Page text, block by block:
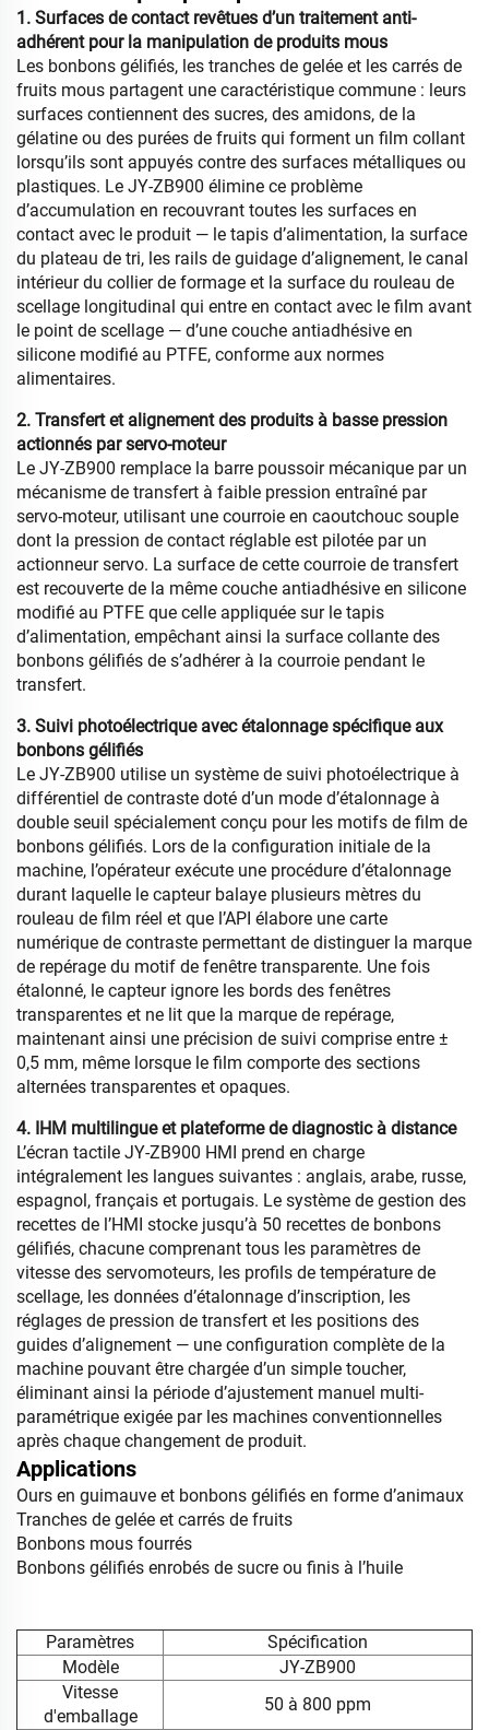
1. Surfaces de contact revêtues d’un traitement anti-
adhérent pour la manipulation de produits mous
Les bonbons gélifiés, les tranches de gelée et les carrés de
fruits mous partagent une caractéristique commune : leurs
surfaces contiennent des sucres, des amidons, de la
gélatine ou des purées de fruits qui forment un film collant
lorsqu’ils sont appuyés contre des surfaces métalliques ou
plastiques. Le JY-ZB900 élimine ce problème
d’accumulation en recouvrant toutes les surfaces en
contact avec le produit — le tapis d’alimentation, la surface
du plateau de tri, les rails de guidage d’alignement, le canal
intérieur du collier de formage et la surface du rouleau de
scellage longitudinal qui entre en contact avec le film avant
le point de scellage — d’une couche antiadhésive en
silicone modifié au PTFE, conforme aux normes
alimentaires.
2. Transfert et alignement des produits à basse pression
actionnés par servo-moteur
Le JY-ZB900 remplace la barre poussoir mécanique par un
mécanisme de transfert à faible pression entraîné par
servo-moteur, utilisant une courroie en caoutchouc souple
dont la pression de contact réglable est pilotée par un
actionneur servo. La surface de cette courroie de transfert
est recouverte de la même couche antiadhésive en silicone
modifié au PTFE que celle appliquée sur le tapis
d’alimentation, empêchant ainsi la surface collante des
bonbons gélifiés de s’adhérer à la courroie pendant le
transfert.
3. Suivi photoélectrique avec étalonnage spécifique aux
bonbons gélifiés
Le JY-ZB900 utilise un système de suivi photoélectrique à
différentiel de contraste doté d’un mode d’étalonnage à
double seuil spécialement conçu pour les motifs de film de
bonbons gélifiés. Lors de la configuration initiale de la
machine, l’opérateur exécute une procédure d’étalonnage
durant laquelle le capteur balaye plusieurs mètres du
rouleau de film réel et que l’API élabore une carte
numérique de contraste permettant de distinguer la marque
de repérage du motif de fenêtre transparente. Une fois
étalonné, le capteur ignore les bords des fenêtres
transparentes et ne lit que la marque de repérage,
maintenant ainsi une précision de suivi comprise entre ±
0,5 mm, même lorsque le film comporte des sections
alternées transparentes et opaques.
4. IHM multilingue et plateforme de diagnostic à distance
L’écran tactile JY-ZB900 HMI prend en charge
intégralement les langues suivantes : anglais, arabe, russe,
espagnol, français et portugais. Le système de gestion des
recettes de l’HMI stocke jusqu’à 50 recettes de bonbons
gélifiés, chacune comprenant tous les paramètres de
vitesse des servomoteurs, les profils de température de
scellage, les données d’étalonnage d’inscription, les
réglages de pression de transfert et les positions des
guides d’alignement — une configuration complète de la
machine pouvant être chargée d’un simple toucher,
éliminant ainsi la période d’ajustement manuel multi-
paramétrique exigée par les machines conventionnelles
après chaque changement de produit.
Applications
Ours en guimauve et bonbons gélifiés en forme d’animaux
Tranches de gelée et carrés de fruits
Bonbons mous fourrés
Bonbons gélifiés enrobés de sucre ou finis à l’huile
Paramètres
Spécification
Modèle
JY-ZB900
Vitesse
d'emballage
50 à 800 ppm